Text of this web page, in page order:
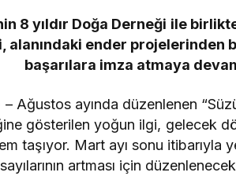
8 yıldır Doğa Derneği ile
alanındaki ender projelerinden
başarılara imza atmaya
Ağustos ayında düzenlenen
gösterilen yoğun ilgi, gelecek
taşıyor. Mart ayı sonu
artması için
ŞİDDETLİ KARIN
AĞRISINA DİKKAT!